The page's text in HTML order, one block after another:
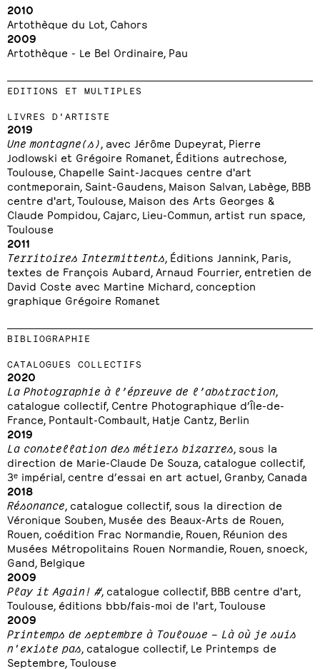
2010
Artothèque du Lot, Cahors
2009
Artothèque - Le Bel Ordinaire, Pau
EDITIONS ET MULTIPLES
LIVRES D'ARTISTE
2019
Une montagne(s) , avec Jérôme Dupeyrat, Pierre
Jodlowski et Grégoire Romanet, Éditions autrechose,
Toulouse, Chapelle Saint-Jacques centre d'art
contmeporain, Saint-Gaudens, Maison Salvan, Labège, BBB
centre d'art, Toulouse, Maison des Arts Georges &
Claude Pompidou, Cajarc, Lieu-Commun, artist run space,
Toulouse
2011
Territoires Intermittents , Éditions Jannink, Paris,
textes de François Aubard, Arnaud Fourrier, entretien de
David Coste avec Martine Michard, conception
graphique Grégoire Romanet
BIBLIOGRAPHIE
CATALOGUES COLLECTIFS
2020
La Photographie à l’épreuve de l’abstraction
catalogue collectif, Centre Photographique d’Île-de-
France, Pontault-Combault, Hatje Cantz, Berlin
2019
La constellation des métiers bizarres , sous la
direction de Marie-Claude De Souza, catalogue collectif,
3ᵉ impérial, centre d’essai en art actuel, Granby, Canada
2018
Résonance , catalogue collectif, sous la direction de
Véronique Souben, Musée des Beaux-Arts de Rouen,
Rouen, coédition Frac Normandie, Rouen, Réunion des
Musées Métropolitains Rouen Normandie, Rouen, snoeck,
Gand, Belgique
2009
Play it Again! #, catalogue collectif, BBB centre d'art,
Toulouse, éditions bbb/fais-moi de l'art, Toulouse
2009
Printemps de septembre à Toulouse – Là où je suis
n'existe pas , catalogue collectif, Le Printemps de
Septembre, Toulouse